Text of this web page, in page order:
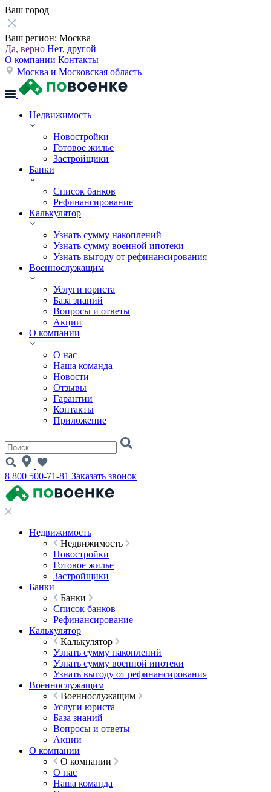
Ваш город
Ваш регион: Москва
Да, верно Нет, другой
О компании Контакты
Москва и Московская область
Недвижимость
Новостройки
Готовое жилье
Застройщики
Банки
Список банков
Рефинансирование
Калькулятор
Узнать сумму накоплений
Узнать сумму военной ипотеки
Узнать выгоду от рефинансирования
Военнослужащим
Услуги юриста
База знаний
Вопросы и ответы
Акции
О компании
О нас
Наша команда
Новости
Отзывы
Гарантии
Контакты
Приложение
8 800 500-71-81 Заказать звонок
Недвижимость
Недвижимость
Новостройки
Готовое жилье
Застройщики
Банки
Банки
Список банков
Рефинансирование
Калькулятор
Калькулятор
Узнать сумму накоплений
Узнать сумму военной ипотеки
Узнать выгоду от рефинансирования
Военнослужащим
Военнослужащим
Услуги юриста
База знаний
Вопросы и ответы
Акции
О компании
О компании
О нас
Наша команда